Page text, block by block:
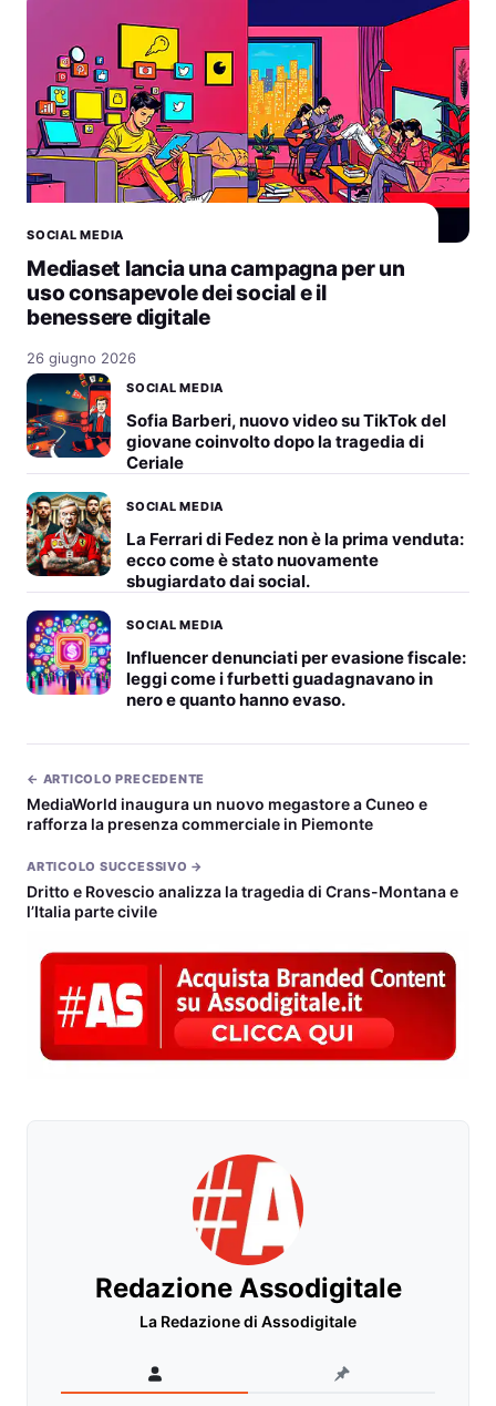
SOCIAL MEDIA
Mediaset lancia una campagna per un
uso consapevole dei social e il
benessere digitale
26 giugno 2026
SOCIAL MEDIA
Sofia Barberi, nuovo video su TikTok del
giovane coinvolto dopo la tragedia di
Ceriale
SOCIAL MEDIA
La Ferrari di Fedez non è la prima venduta:
ecco come è stato nuovamente
sbugiardato dai social.
SOCIAL MEDIA
Influencer denunciati per evasione fiscale:
leggi come i furbetti guadagnavano in
nero e quanto hanno evaso.
← ARTICOLO PRECEDENTE
MediaWorld inaugura un nuovo megastore a Cuneo e
rafforza la presenza commerciale in Piemonte
ARTICOLO SUCCESSIVO →
Dritto e Rovescio analizza la tragedia di Crans-Montana e
l’Italia parte civile
Redazione Assodigitale
La Redazione di Assodigitale